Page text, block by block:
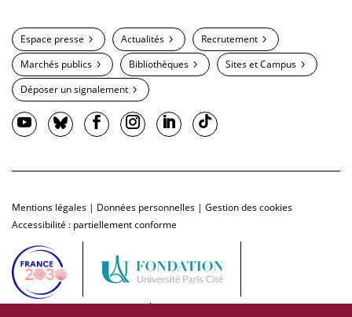
Espace presse Actualités
Recrutement
Marchés publics
Bibliothèques
Sites et Campus
Déposer un signalement
Mentions légales | Données personnelles | Gestion des cookies
Accessibilité : partiellement conforme